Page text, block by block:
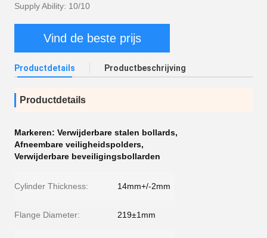
Supply Ability: 10/10
Vind de beste prijs
Productdetails Productbeschrijving
Productdetails
Markeren: Verwijderbare stalen bollards,
Afneembare veiligheidspolders,
Verwijderbare beveiligingsbollarden
Cylinder Thickness: 14mm+/-2mm
Flange Diameter: 219±1mm